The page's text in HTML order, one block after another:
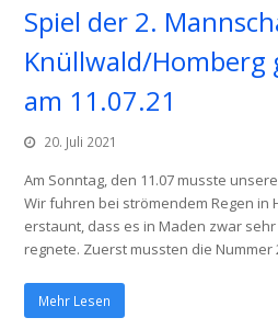
Spiel der 2.
Knüllwald/Homberg
am 11.07.21
20. Juli 2021
Am Sonntag, den 11.07 musste
Wir fuhren bei strömendem Regen in
erstaunt, dass es in Maden zwar
regnete. Zuerst mussten die Nummer
Mehr Lesen